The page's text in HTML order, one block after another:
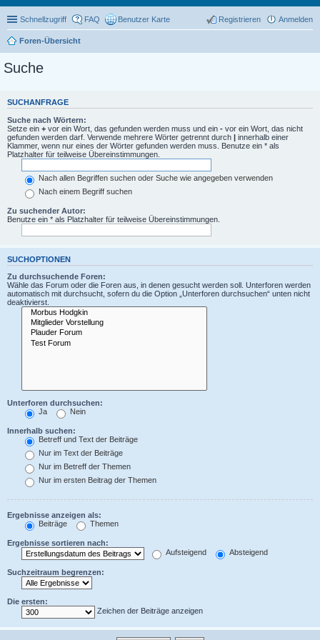
Schnellzugriff FAQ Benutzer Karte Anmelden
Registrieren
Foren-Übersicht
Suche
SUCHANFRAGE
Suche nach Wörtern:
Setze ein + vor ein Wort, das gefunden werden muss und ein - vor ein Wort, das nicht
gefunden werden darf. Verwende mehrere Wörter getrennt durch | innerhalb einer
Klammer, wenn nur eines der Wörter gefunden werden muss. Benutze ein * als
Platzhalter für teilweise Übereinstimmungen.
Nach allen Begriffen suchen oder Suche wie angegeben verwenden
Nach einem Begriff suchen
Zu suchender Autor:
Benutze ein * als Platzhalter für teilweise Übereinstimmungen.
SUCHOPTIONEN
Zu durchsuchende Foren:
Wähle das Forum oder die Foren aus, in denen gesucht werden soll. Unterforen werden
automatisch mit durchsucht, sofern du die Option „Unterforen durchsuchen“ unten nicht
deaktivierst.
Unterforen durchsuchen:
Ja
Nein
Innerhalb suchen:
Betreff und Text der Beiträge
Nur im Text der Beiträge
Nur im Betreff der Themen
Nur im ersten Beitrag der Themen
Ergebnisse anzeigen als:
Beiträge
Themen
Ergebnisse sortieren nach:
Aufsteigend
Absteigend
Suchzeitraum begrenzen:
Die ersten:
Zeichen der Beiträge anzeigen